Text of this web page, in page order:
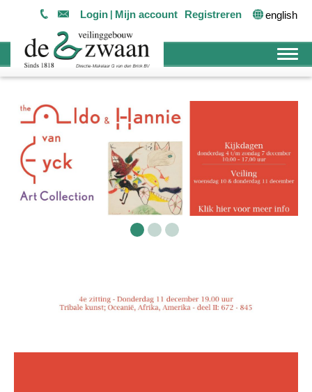
Login Mijn account Registreren english